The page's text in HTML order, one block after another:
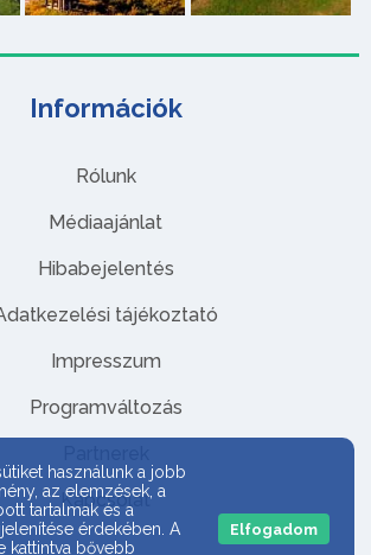
Információk
Rólunk
Médiaajánlat
Hibabejelentés
tájékoztató
Impresszum
Programváltozás
Kapcsolat
használunk a jobb
az elemzések, a
tartalmak és a
érdekében. A
kattintva bővebb
Elfogadom